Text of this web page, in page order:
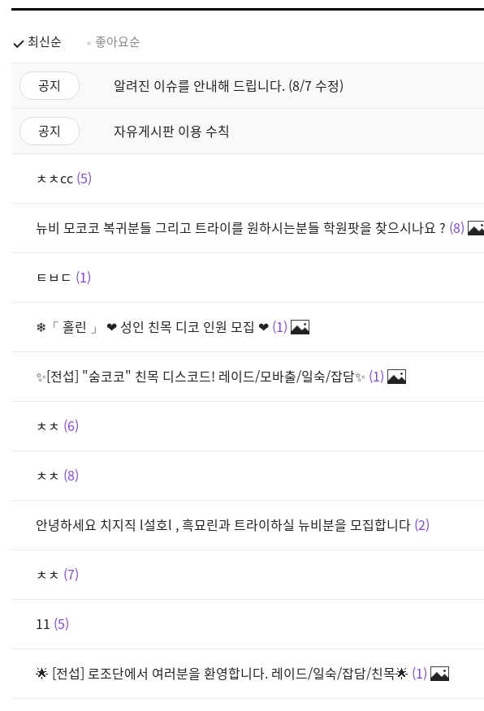
최신순 좋아요순
공지 알려진 이슈를 안내해 드립니다. (8/7 수정)
공지 자유게시판 이용 수칙
ㅊㅊcc 5
뉴비 모코코 복귀분들 그리고 트라이를 원하시는분들 학원팟을 찾으시나요 ? 8
ㅌㅂㄷ 1
❄「 홀린 」 ❤ 성인 친목 디코 인원 모집 ❤ 1
✨[전섭] "숨코코" 친목 디스코드! 레이드/모바출/일숙/잡담✨ 1
ㅊㅊ 6
ㅊㅊ 8
안녕하세요 치지직 l설호l , 흑묘린과 트라이하실 뉴비분을 모집합니다 2
ㅊㅊ 7
11 5
🌟 [전섭] 로조단에서 여러분을 환영합니다. 레이드/일숙/잡담/친목🌟 1